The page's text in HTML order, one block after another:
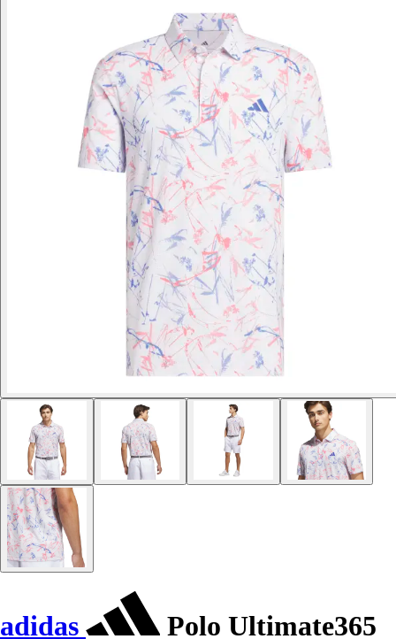
adidas
Polo Ultimate365